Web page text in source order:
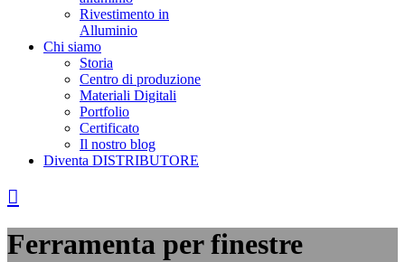
Rivestimento in
Alluminio
Chi siamo
Storia
Centro di produzione
Materiali Digitali
Portfolio
Certificato
Il nostro blog
Diventa DISTRIBUTORE
Ferramenta per finestre